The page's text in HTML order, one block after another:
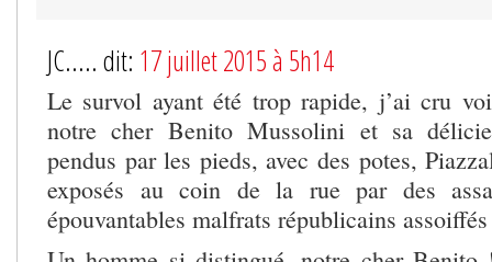
JC..... dit: 17 juillet 2015 à 5h14
Le survol ayant été trop rapide, j’ai cru
notre cher Benito Mussolini et sa
pendus par les pieds, avec des potes,
exposés au coin de la rue par des
épouvantables malfrats républicains